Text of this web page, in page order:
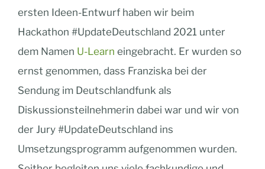
ersten Ideen-Entwurf haben wir beim
Hackathon #UpdateDeutschland 2021 unter
dem Namen U-Learn eingebracht. Er wurden so
ernst genommen, dass Franziska bei der
Sendung im Deutschlandfunk als
Diskussionsteilnehmerin dabei war und wir von
der Jury #UpdateDeutschland ins
Umsetzungsprogramm aufgenommen wurden.